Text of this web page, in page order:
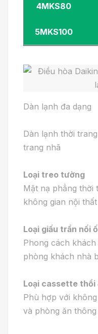
4MKS80
5MKS100
Dàn lạnh đa dạng
Dàn lạnh thời
trang nhã
Loại treo tường
Mặt nạ phẳng thời
không gian nội thất
Loại giấu trần nối
Phong cách
phòng khách nhà
Loại cassette thổi
Phù hợp với
và phòng ăn